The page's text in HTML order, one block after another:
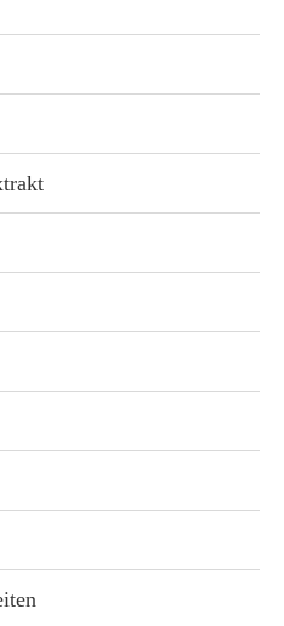
und beruhigt Nerven. Diese
Verstand und Gefühle und